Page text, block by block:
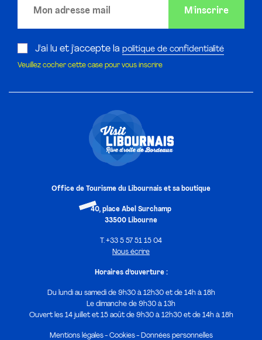
J'ai lu et j'accepte la politique de confidentialité
Office de Tourisme du Libournais et sa boutique
40, place Abel Surchamp
33500 Libourne
T. +33 5 57 51 15 04
Nous écrire
Horaires d’ouverture :
Du lundi au samedi de 9h30 à 12h30 et de 14h à 18h
Le dimanche de 9h30 à 13h
Ouvert les 14 juillet et 15 août de 9h30 à 12h30 et de 14h à 18h
Mentions légales Cookies Données personnelles